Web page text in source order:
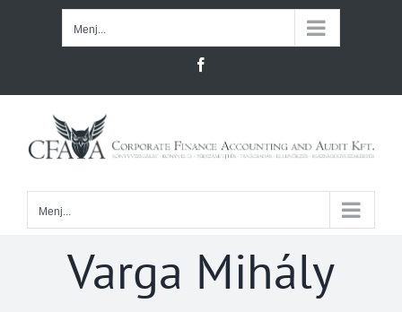
Menj...
Menj...
Varga Mihály